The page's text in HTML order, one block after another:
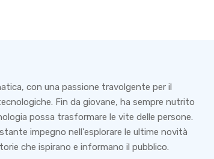
con una passione travolgente per il
Fin da giovane, ha sempre nutrito
possa trasformare le vite delle persone.
impegno nell'esplorare le ultime novità
che ispirano e informano il pubblico.